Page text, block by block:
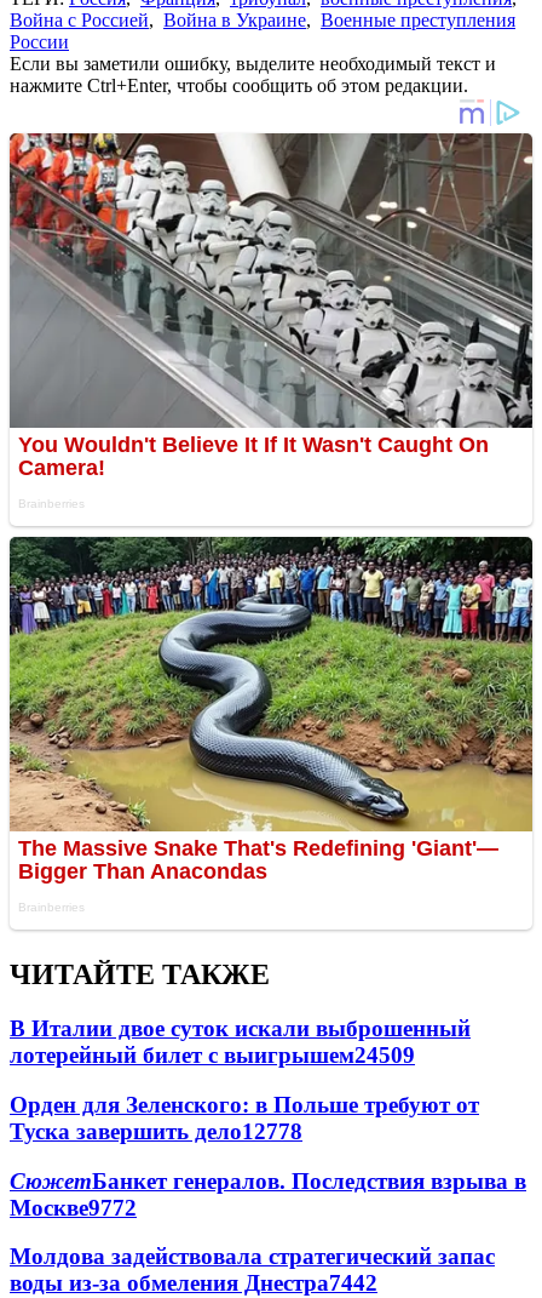
Война с Россией, Война в Украине, Военные преступления
России
Если вы заметили ошибку, выделите необходимый текст и
нажмите Ctrl+Enter, чтобы сообщить об этом редакции.
ЧИТАЙТЕ ТАКЖЕ
В Италии двое суток искали выброшенный
лотерейный билет с выигрышем24509
Орден для Зеленского: в Польше требуют от
Туска завершить дело12778
СюжетБанкет генералов. Последствия взрыва в
Москве9772
Молдова задействовала стратегический запас
воды из-за обмеления Днестра7442